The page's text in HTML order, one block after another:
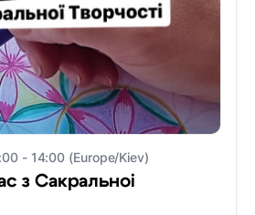
- 14:00 (Europe/Kiev)
з Сакральноі